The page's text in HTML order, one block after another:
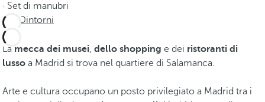
· Set di manubri
Dintorni
La mecca dei musei, dello shopping e dei ristoranti di
lusso a Madrid si trova nel quartiere di Salamanca.
Arte e cultura occupano un posto privilegiato a Madrid tra i